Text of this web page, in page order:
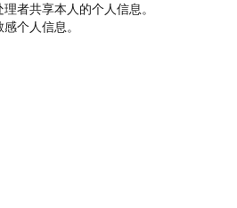
者共享本人的个人信息。
个人信息。